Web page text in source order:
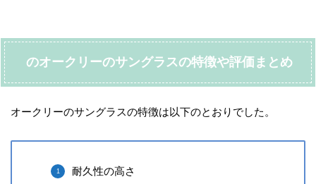
のオークリーのサングラスの特徴や評価まとめ
オークリーのサングラスの特徴は以下のとおりでした。
耐久性の高さ